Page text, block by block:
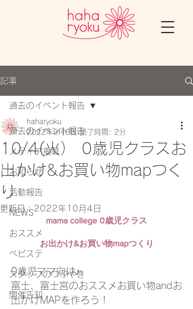
記事
過去のイベント報告
メディア掲載
お知らせ
活動報告
NEWS
おススメ
ベビステ
スタッフのつぶやき
開催告知
過去のイベント報告
10/4(火） 0歳児クラスお
出かけ&お買い物mapつく
り
haharyoku
2022年9月6日 読了時間: 2分
更新日：2022年10月4日
mama college 0歳児クラス
お出かけ&お買い物mapつくり
0歳児ママ向け♪
富士、富士宮のおススメお買い物andお
出かけMAPを作ろう！